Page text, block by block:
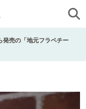
発売の「地元フラペチー